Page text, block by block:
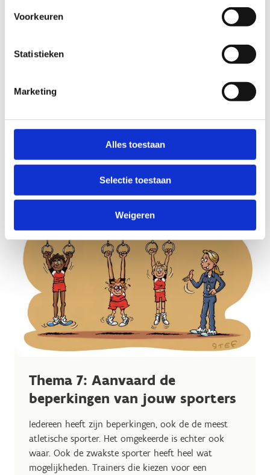
Voorkeuren
Statistieken
Marketing
Alles toestaan
Selectie toestaan
Weigeren
sporters en aan sportplezier. Op lange termijn
respecteren
Thema 7: Aanvaard de
beperkingen van jouw sporters
Iedereen heeft zijn beperkingen, ook de de meest
atletische sporter. Het omgekeerde is echter ook
waar. Ook de zwakste sporter heeft heel wat
mogelijkheden. Trainers die kiezen voor een